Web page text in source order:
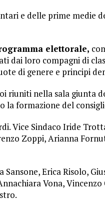
e delle prime medie
elettorale,
dai loro compagni di
di genere e principi
riuniti nella sala giunta
la formazione del
Vice Sindaco Iride
Zoppi, Arianna
Erica Risolo,
Vona,